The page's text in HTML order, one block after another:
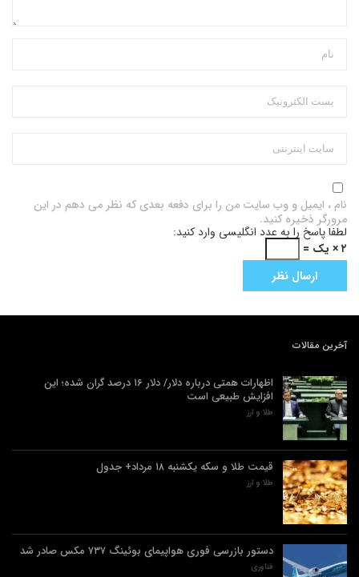
نام ، ایمیل و وب سایت من را برای دفعه بعدی که نظر می دهم در این
مرورگر ذخیره کنید.
لطفا پاسخ را به عدد انگلیسی وارد کنید:
۲ × یک =
آخرین مقالات
اظهارات همتی درباره دلار/ دلار ۱۶ درصد گران شده؛ این
افزایش طبیعی است
طلا و ارز
قیمت طلا و سکه یکشنبه ۱۸ مرداد+ جدول
طلا و ارز
دستور بازرسی فوری هواپیمای بوئینگ ۷۳۷ مکس صادر شد
فناوری